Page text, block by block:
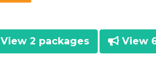
View 2 packages View